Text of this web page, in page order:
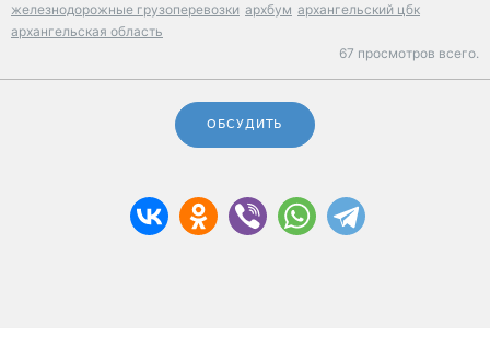
железнодорожные грузоперевозки архбум архангельский цбк
архангельская область
67 просмотров всего.
ОБСУДИТЬ